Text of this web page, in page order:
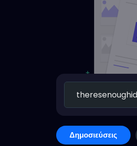
Δημοσιεύσεις